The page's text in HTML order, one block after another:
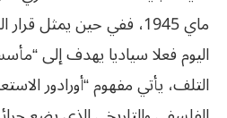
ماي 1945، ففي حين يمثل
اليوم فعلا سياديا يهدف إلى
التلف، يأتي مفهوم “أورادور